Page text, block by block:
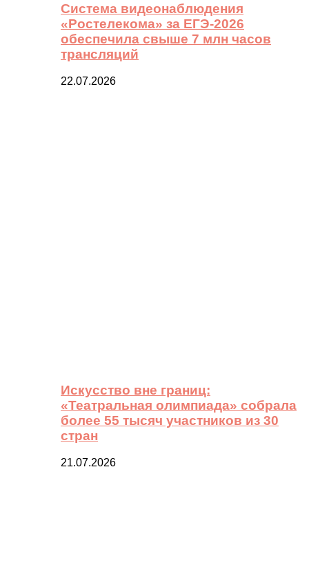
Система видеонаблюдения
«Ростелекома» за ЕГЭ-2026
обеспечила свыше 7 млн часов
трансляций
22.07.2026
Искусство вне границ:
«Театральная олимпиада» собрала
более 55 тысяч участников из 30
стран
21.07.2026